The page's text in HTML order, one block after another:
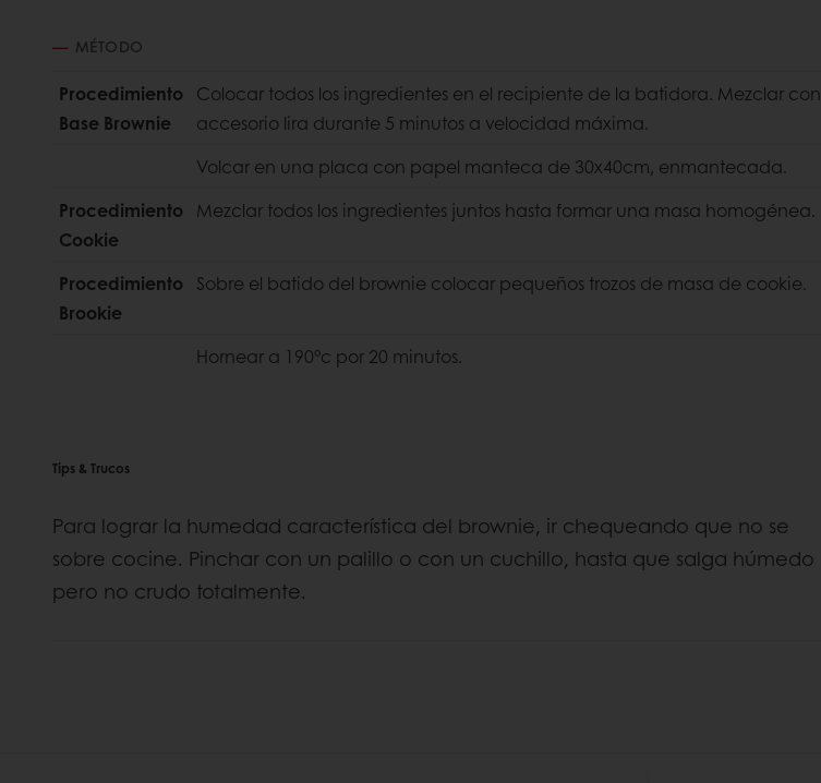
MÉTODO
Procedimiento
Base Brownie
Colocar todos los ingredientes en el recipiente de la batidora. Mezclar con
accesorio lira durante 5 minutos a velocidad máxima.
Volcar en una placa con papel manteca de 30x40cm, enmantecada.
Procedimiento
Cookie
Mezclar todos los ingredientes juntos hasta formar una masa homogénea.
Procedimiento
Brookie
Sobre el batido del brownie colocar pequeños trozos de masa de cookie.
Hornear a 190°c por 20 minutos.
Tips & Trucos
Para lograr la humedad característica del brownie, ir chequeando que no se
sobre cocine. Pinchar con un palillo o con un cuchillo, hasta que salga húmedo
pero no crudo totalmente.